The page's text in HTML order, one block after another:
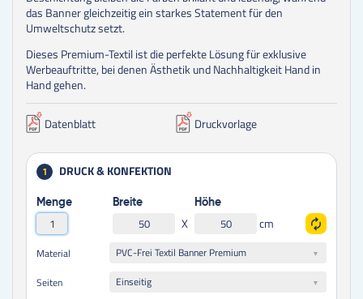
das Banner gleichzeitig ein starkes Statement für den
Umweltschutz setzt.
Dieses Premium-Textil ist die perfekte Lösung für exklusive
Werbeauftritte, bei denen Ästhetik und Nachhaltigkeit Hand in
Hand gehen.
Datenblatt Druckvorlage
1 DRUCK & KONFEKTION
Menge Breite
X
Höhe
cm
Material
PVC-Frei Textil Banner Premium
Seiten
Einseitig